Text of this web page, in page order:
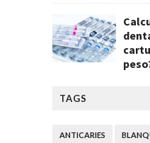
TAGS
ANTICARIES